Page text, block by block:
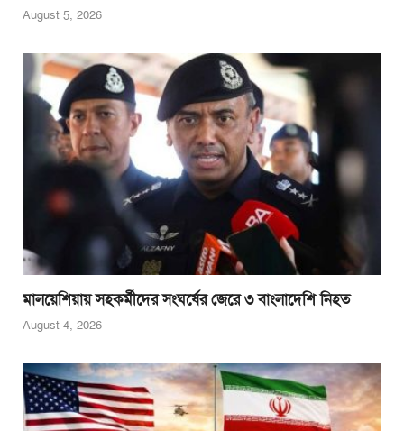
August 5, 2026
মালয়েশিয়ায় সহকর্মীদের সংঘর্ষের জেরে ৩ বাংলাদেশি নিহত
August 4, 2026